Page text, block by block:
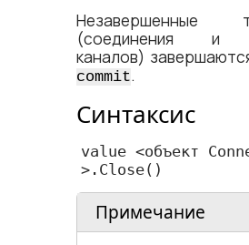
Незавершенные
(соединения и
каналов)
commit.
Синтаксис
value <​объект
>.Close()
Примечание